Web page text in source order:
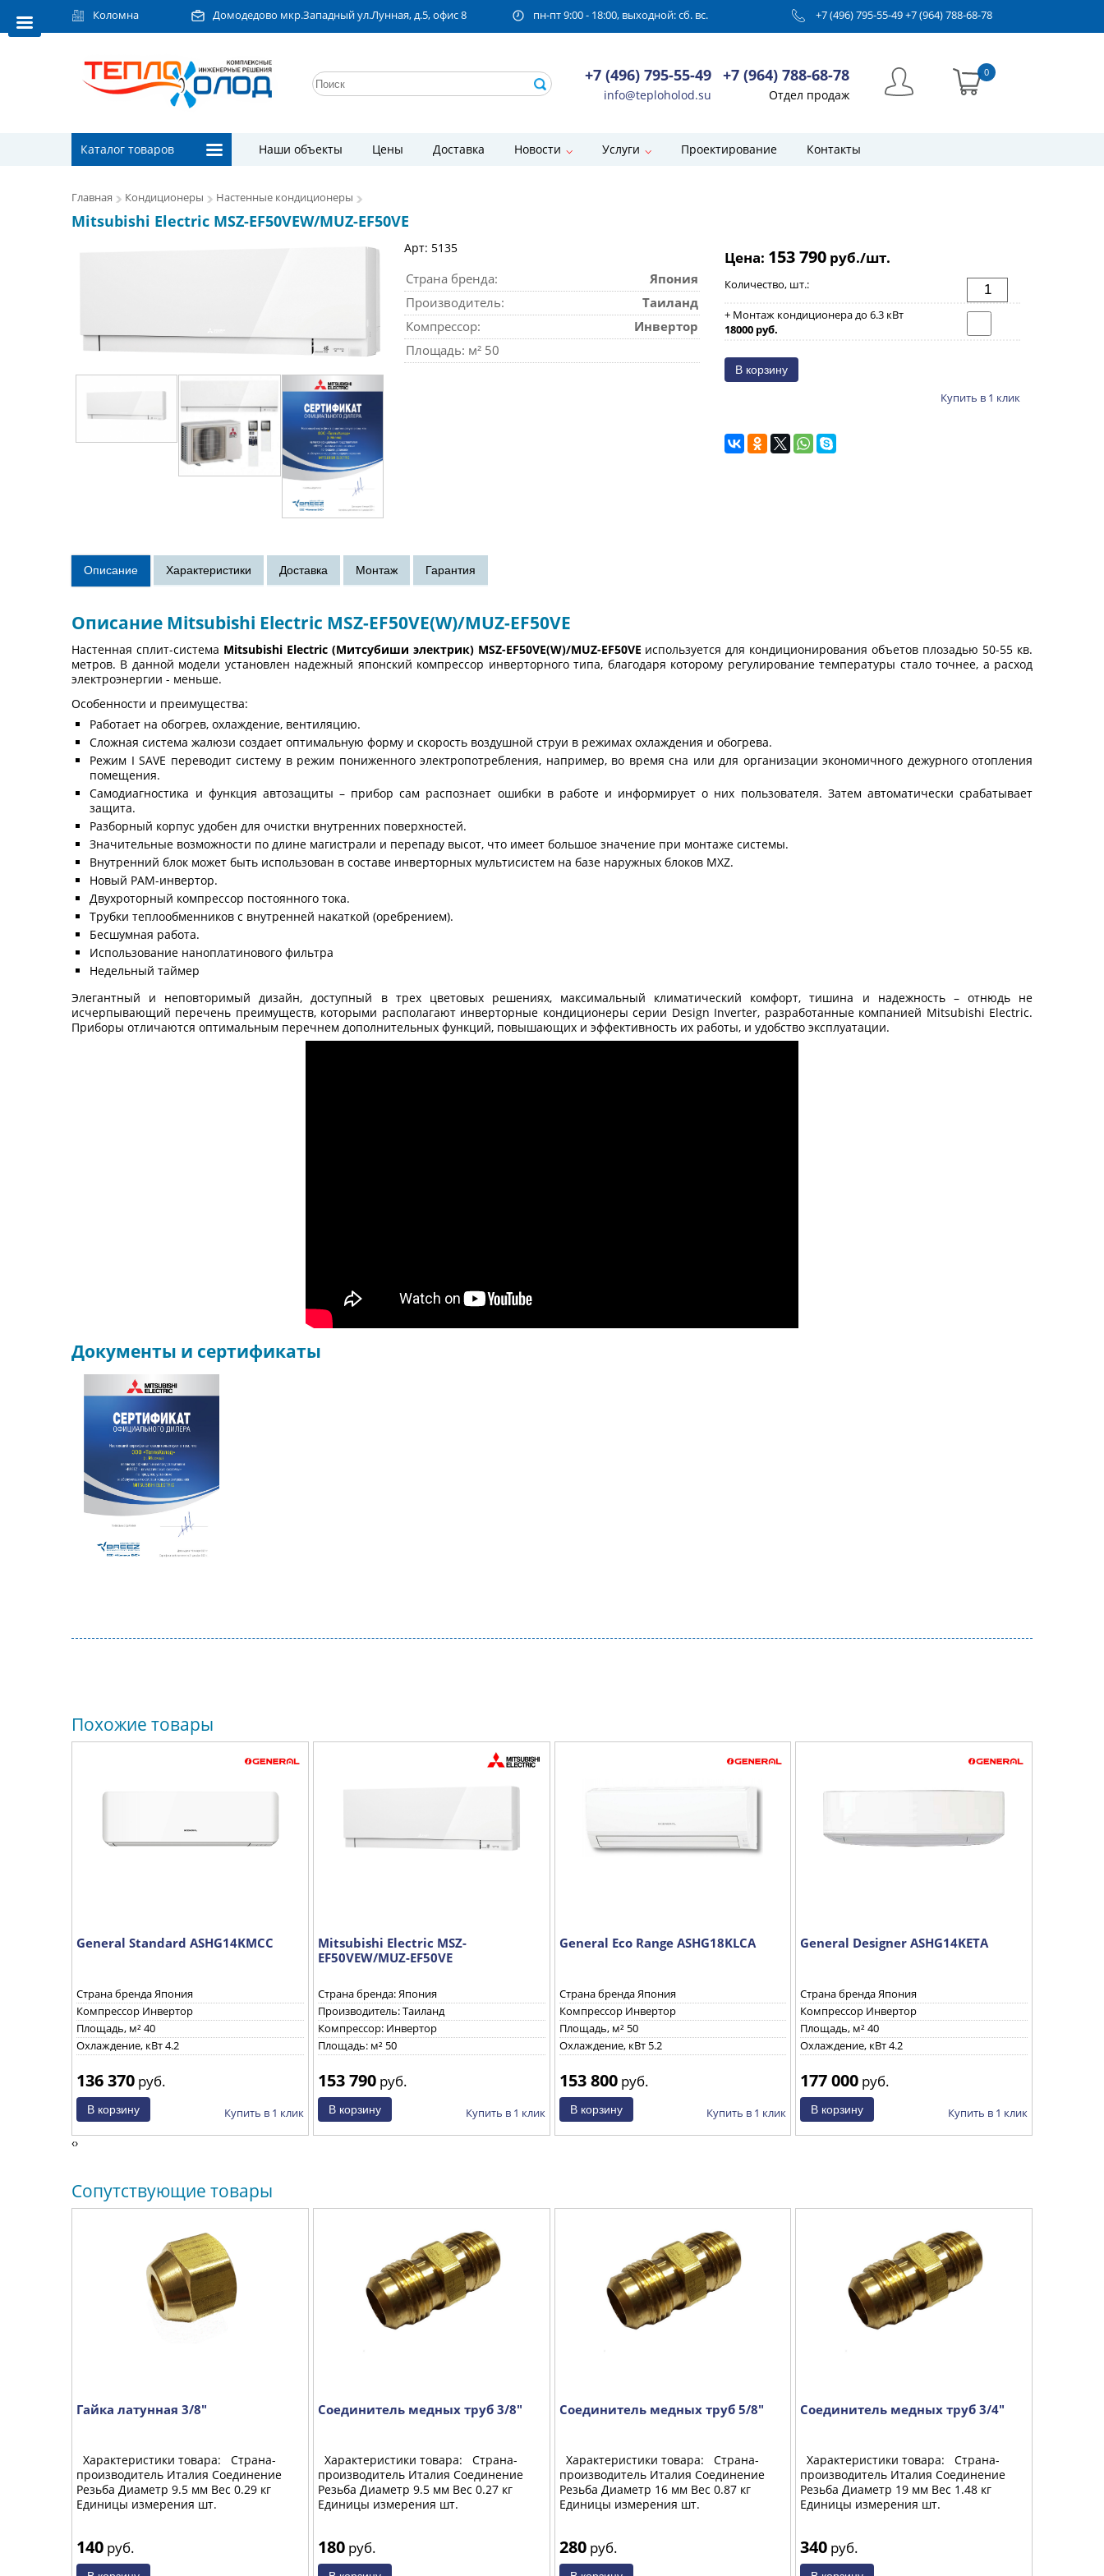
Коломна Домодедово мкр.Западный ул.Лунная, д.5, офис 8 пн-пт 9:00 - 18:00, выходной: сб. вс. +7 (496) 795-55-49+7 (964) 788-68-78
+7 (496) 795-55-49
info@teploholod.su
+7 (964) 788-68-78
Отдел продаж
0
Каталог товаров Наши объекты Цены Доставка Новости Услуги Проектирование Контакты
Главная Кондиционеры Настенные кондиционеры
Mitsubishi Electric MSZ-EF50VEW/MUZ-EF50VE
Арт: 5135
Страна бренда:
Япония
Производитель:
Таиланд
Компрессор:
Инвертор
Площадь: м² 50
Цена: 153 790 руб./шт.
Количество, шт.:
+ Монтаж кондиционера до 6.3 кВт
18000 руб.
Купить в 1 клик
Описание Mitsubishi Electric MSZ-EF50VE(W)/MUZ-EF50VE
Настенная сплит-система Mitsubishi Electric (Митсубиши электрик) MSZ-EF50VE(W)/MUZ-EF50VE используется для кондиционирования объетов плозадью 50-55 кв.
метров. В данной модели установлен надежный японский компрессор инверторного типа, благодаря которому регулирование температуры стало точнее, а расход
электроэнергии - меньше.
Особенности и преимущества:
Работает на обогрев, охлаждение, вентиляцию.
Сложная система жалюзи создает оптимальную форму и скорость воздушной струи в режимах охлаждения и обогрева.
Режим I SAVE переводит систему в режим пониженного электропотребления, например, во время сна или для организации экономичного дежурного отопления
помещения.
Самодиагностика и функция автозащиты – прибор сам распознает ошибки в работе и информирует о них пользователя. Затем автоматически срабатывает
защита.
Разборный корпус удобен для очистки внутренних поверхностей.
Значительные возможности по длине магистрали и перепаду высот, что имеет большое значение при монтаже системы.
Внутренний блок может быть использован в составе инверторных мультисистем на базе наружных блоков MXZ.
Новый PAM-инвертор.
Двухроторный компрессор постоянного тока.
Трубки теплообменников с внутренней накаткой (оребрением).
Бесшумная работа.
Использование наноплатинового фильтра
Недельный таймер
Элегантный и неповторимый дизайн, доступный в трех цветовых решениях, максимальный климатический комфорт, тишина и надежность – отнюдь не
исчерпывающий перечень преимуществ, которыми располагают инверторные кондиционеры серии Design Inverter, разработанные компанией Mitsubishi Electric.
Приборы отличаются оптимальным перечнем дополнительных функций, повышающих и эффективность их работы, и удобство эксплуатации.
Документы и сертификаты
Похожие товары
General Standard ASHG14KMСС
Страна бренда Япония
Компрессор Инвертор
Площадь, м² 40
Охлаждение, кВт 4.2
136 370 руб.
Купить в 1 клик
Mitsubishi Electric MSZ-
EF50VEW/MUZ-EF50VE
Страна бренда: Япония
Производитель: Таиланд
Компрессор: Инвертор
Площадь: м² 50
153 790руб.
Купить в 1 клик
General Eco Range ASHG18KLCA
Страна бренда Япония
Компрессор Инвертор
Площадь, м² 50
Охлаждение, кВт 5.2
153 800руб.
Купить в 1 клик
General Designer ASHG14KETA
Страна бренда Япония
Компрессор Инвертор
Площадь, м² 40
Охлаждение, кВт 4.2
177 000 руб.
Купить в 1 клик
‹›
Сопутствующие товары
Гайка латунная 3/8"
Характеристики товара: Страна-
производитель Италия Соединение
Резьба Диаметр 9.5 мм Вес 0.29 кг
Единицы измерения шт.
140 руб.
Соединитель медных труб 3/8"
Характеристики товара: Страна-
производитель Италия Соединение
Резьба Диаметр 9.5 мм Вес 0.27 кг
Единицы измерения шт.
180руб.
Соединитель медных труб 5/8"
Характеристики товара: Страна-
производитель Италия Соединение
Резьба Диаметр 16 мм Вес 0.87 кг
Единицы измерения шт.
280руб.
Соединитель медных труб 3/4"
Характеристики товара: Страна-
производитель Италия Соединение
Резьба Диаметр 19 мм Вес 1.48 кг
Единицы измерения шт.
340 руб.